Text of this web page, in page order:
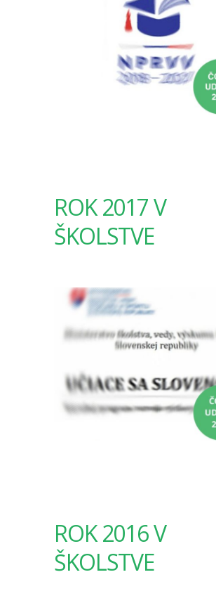
ROK 2017 V
ŠKOLSTVE
ROK 2016 V
ŠKOLSTVE